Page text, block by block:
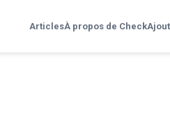
ArticlesÀ propos de Check